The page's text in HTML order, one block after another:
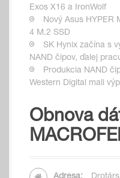
Exos X16 a IronWolf
Nový Asus HYPER
4 M.2 SSD
SK Hynix začína s
NAND čipov, ďalej
Produkcia NAND
Western Digital mali
Obnova